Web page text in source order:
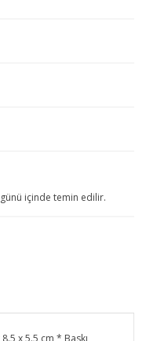
içinde temin edilir.
x 5.5 cm * Baskı